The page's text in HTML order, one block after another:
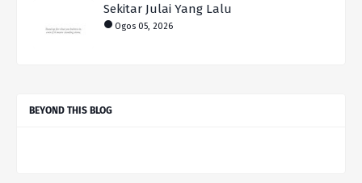
Sekitar Julai Yang Lalu
Ogos 05, 2026
BEYOND THIS BLOG